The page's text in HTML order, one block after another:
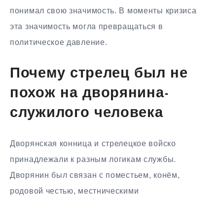
понимал свою значимость. В моменты кризиса
эта значимость могла превращаться в
политическое давление.
Почему стрелец был не
похож на дворянина-
служилого человека
Дворянская конница и стрелецкое войско
принадлежали к разным логикам службы.
Дворянин был связан с поместьем, конём,
родовой честью, местническими